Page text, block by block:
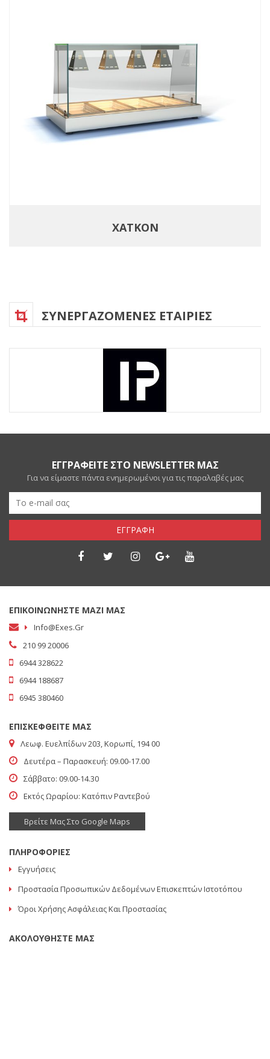
ΧΑΤΚΟΝ
ΣΥΝΕΡΓΑΖΟΜΕΝΕΣ ΕΤΑΙΡΙΕΣ
ΕΓΓΡΑΦΕΙΤΕ ΣΤΟ NEWSLETTER ΜΑΣ
Για να είμαστε πάντα ενημερωμένοι για τις παραλαβές μας
ΕΓΓΡΑΦΗ
ΕΠΙΚΟΙΝΩΝΗΣΤΕ ΜΑΖΙ ΜΑΣ
Info@exes.gr
210 99 20006
6944 328622
6944 188687
6945 380460
ΕΠΙΣΚΕΦΘΕΙΤΕ ΜΑΣ
Λεωφ. Ευελπίδων 203, Κορωπί, 194 00
Δευτέρα – Παρασκευή: 09.00-17.00
Σάββατο: 09.00-14.30
Εκτός Ωραρίου: Κατόπιν Ραντεβού
Βρείτε Μας Στο Google Maps
ΠΛΗΡΟΦΟΡΙΕΣ
Εγγυήσεις
Προστασία Προσωπικών Δεδομένων Επισκεπτών Ιστοτόπου
Όροι Χρήσης Ασφάλειας Και Προστασίας
ΑΚΟΛΟΥΘΗΣΤΕ ΜΑΣ